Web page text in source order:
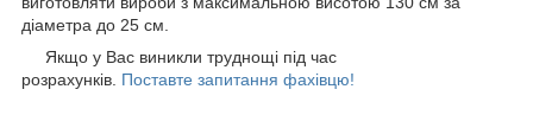
діаметра до 25 см.
Якщо у Вас виникли труднощі під час
розрахунків. Поставте запитання фахівцю!